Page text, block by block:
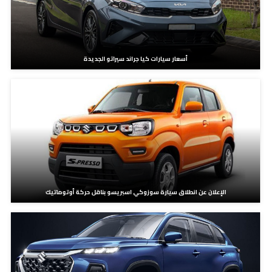
أسعار سيارات كيا جراند سيراتو الجديدة
الإعلان عن انطلاق سيارة سوزوكي اسبريسو بناقل حركة أوتوماتيك